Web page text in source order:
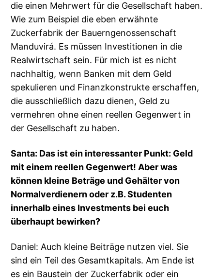
die einen Mehrwert für die Gesellschaft haben.
Wie zum Beispiel die eben erwähnte
Zuckerfabrik der Bauerngenossenschaft
Manduvirá. Es müssen Investitionen in die
Realwirtschaft sein. Für mich ist es nicht
nachhaltig, wenn Banken mit dem Geld
spekulieren und Finanzkonstrukte erschaffen,
die ausschließlich dazu dienen, Geld zu
vermehren ohne einen reellen Gegenwert in
der Gesellschaft zu haben.
Santa: Das ist ein interessanter Punkt: Geld
mit einem reellen Gegenwert! Aber was
können kleine Beträge und Gehälter von
Normalverdienern oder z.B. Studenten
innerhalb eines Investments bei euch
überhaupt bewirken?
Daniel: Auch kleine Beiträge nutzen viel. Sie
sind ein Teil des Gesamtkapitals. Am Ende ist
es ein Baustein der Zuckerfabrik oder ein